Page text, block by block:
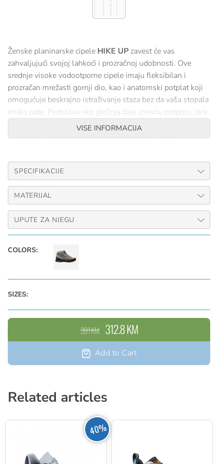
Ženske planinarske cipele HIKE UP zavest će vas
zahvaljujući svojoj lahkoći i prozračnoj udobnosti. Ove
srednje visoke vodootporne cipele imaju fleksibilan i
prozračan mrežasti gornji dio, kao i anatomski potplat koji
omogućuje beskrajno istraživanje staza bez da vaša stopala
imalo pate. Podstava oko gležnja daje izvrsnu potporu, dok
izvrstan, lagan poput pera Vibram potplat osigurava izvrsno
prianjanje na stazama. Ciljajte na najljepše vrhove i
trekking cipele.
VISE INFORMACIJA
SPECIFIKACIJE
MATERIJAL
UPUTE ZA NJEGU
COLORS:
SIZES:
391 KM 312.8 KM
Add to Cart
Related articles
40%